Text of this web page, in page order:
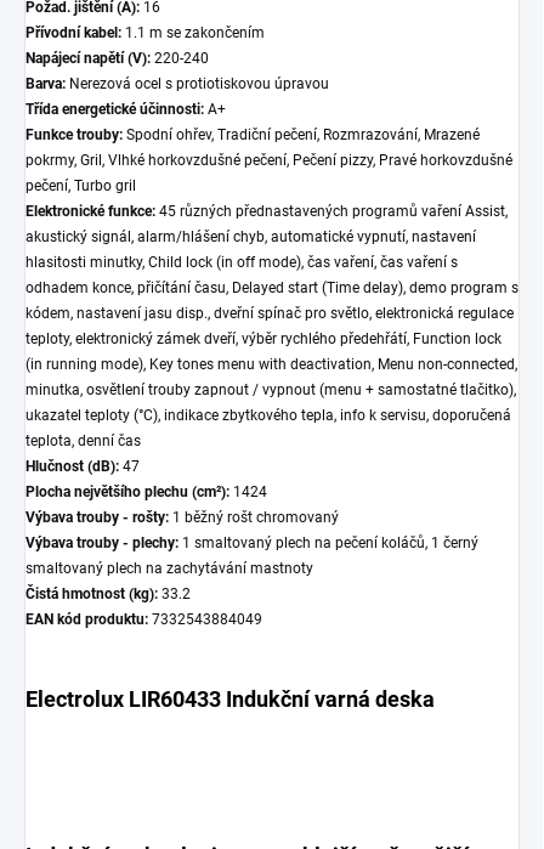
Požad. jištění (A): 16
Přívodní kabel: 1.1 m se zakončením
Napájecí napětí (V): 220-240
Barva: Nerezová ocel s protiotiskovou úpravou
Třída energetické účinnosti: A+
Funkce trouby: Spodní ohřev, Tradiční pečení, Rozmrazování, Mrazené
pokrmy, Gril, Vlhké horkovzdušné pečení, Pečení pizzy, Pravé horkovzdušné
pečení, Turbo gril
Elektronické funkce: 45 různých přednastavených programů vaření Assist,
akustický signál, alarm/hlášení chyb, automatické vypnutí, nastavení
hlasitosti minutky, Child lock (in off mode), čas vaření, čas vaření s
odhadem konce, přičítání času, Delayed start (Time delay), demo program s
kódem, nastavení jasu disp., dveřní spínač pro světlo, elektronická regulace
teploty, elektronický zámek dveří, výběr rychlého předehřátí, Function lock
(in running mode), Key tones menu with deactivation, Menu non-connected,
minutka, osvětlení trouby zapnout / vypnout (menu + samostatné tlačitko),
ukazatel teploty (°C), indikace zbytkového tepla, info k servisu, doporučená
teplota, denní čas
Hlučnost (dB): 47
Plocha největšího plechu (cm²): 1424
Výbava trouby - rošty: 1 běžný rošt chromovaný
Výbava trouby - plechy: 1 smaltovaný plech na pečení koláčů, 1 černý
smaltovaný plech na zachytávání mastnoty
Čistá hmotnost (kg): 33.2
EAN kód produktu: 7332543884049
Electrolux LIR60433 Indukční varná deska